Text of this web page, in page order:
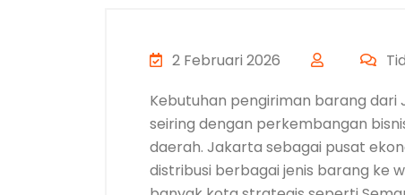
2 Februari 2026
Kebutuhan pengiriman barang dari
seiring dengan perkembangan
daerah. Jakarta sebagai pusat
distribusi berbagai jenis barang ke